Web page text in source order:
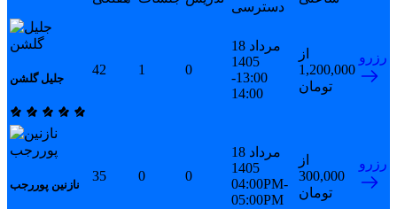
دسترسی
جلیل گلشن
42 1 0
18 مرداد
1405
13:00-
14:00
از
1,200,000
تومان
رزرو
نازنین پوررجب
35 0 0
18 مرداد
1405
04:00PM-
05:00PM
از
300,000
تومان
رزرو